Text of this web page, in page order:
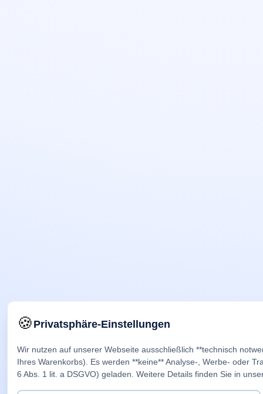
🍪Privatsphäre-Einstellungen
Wir nutzen auf unserer Webseite ausschließlich **technisch
Ihres Warenkorbs). Es werden **keine** Analyse-, Werbe- oder
6 Abs. 1 lit. a DSGVO) geladen. Weitere Details finden Sie in